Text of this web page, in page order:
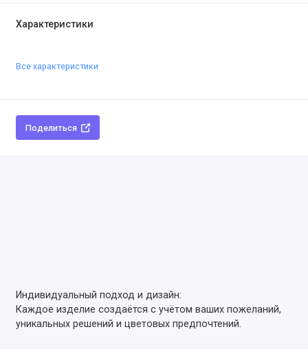
Характеристики
Все характеристики
Поделиться
Индивидуальный подход и дизайн:
Каждое изделие создаётся с учётом ваших пожеланий,
уникальных решений и цветовых предпочтений.